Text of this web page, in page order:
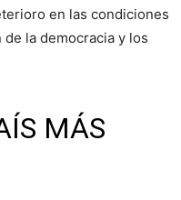
en las condiciones
la democracia y los
MÁS